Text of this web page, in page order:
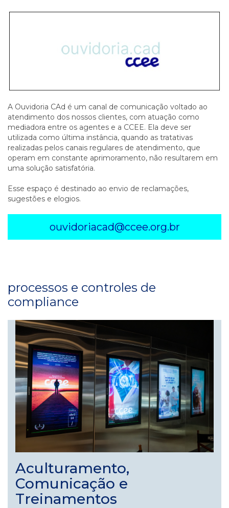
A Ouvidoria CAd é um canal de comunicação voltado ao
atendimento dos nossos clientes, com atuação como
mediadora entre os agentes e a CCEE. Ela deve ser
utilizada como última instância, quando as tratativas
realizadas pelos canais regulares de atendimento, que
operam em constante aprimoramento, não resultarem em
uma solução satisfatória.
Esse espaço é destinado ao envio de reclamações,
sugestões e elogios.
ouvidoriacad@ccee.org.br
processos e controles de
compliance
Aculturamento,
Comunicação e
Treinamentos